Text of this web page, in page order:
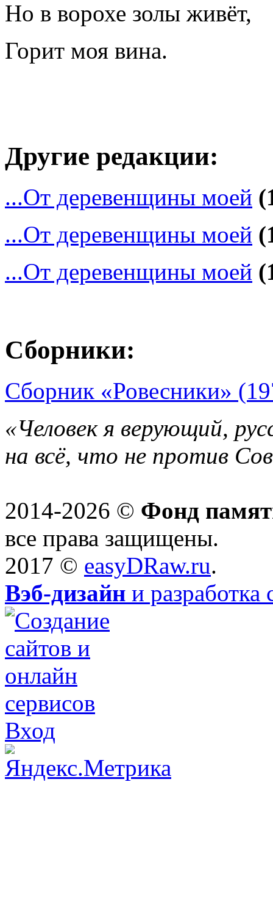
Но в ворохе золы живёт,
Горит моя вина.
Другие редакции:
...От деревенщины моей
...От деревенщины моей
...От деревенщины моей
Сборники:
Сборник «Ровесники»
«Человек я верующий,
на всё, что не против
2014-2026 © Фонд
все права защищены.
2017 © easyDRaw.ru.
Вэб-дизайн и разработка
Вход